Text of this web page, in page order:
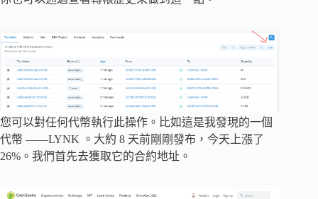
您可以對任何代幣執行此操作。比如這是我發現的一個
代幣 ——LYNK 。大約 8 天前剛剛發布，今天上漲了
26%。我們首先去獲取它的合約地址。